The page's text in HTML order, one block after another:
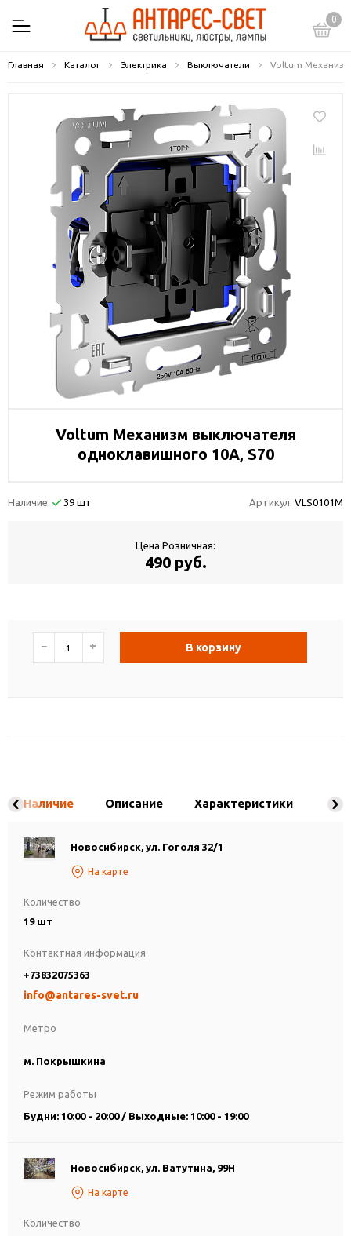
0
Главная Каталог Электрика Выключатели Voltum
Voltum Механизм выключателя
одноклавишного 10А, S70
Наличие: 39 шт Артикул: VLS0101M
Цена Розничная:
490 руб.
− + В корзину
Наличие Описание Характеристики
Новосибирск, ул. Гоголя 32/1
На карте
Количество
19 шт
Метро
м. Покрышкина
Контактная информация
+73832075363
info@antares-svet.ru
Режим работы
Будни: 10:00 - 20:00 / Выходные: 10:00 - 19:00
Новосибирск, ул. Ватутина, 99Н
На карте
Количество